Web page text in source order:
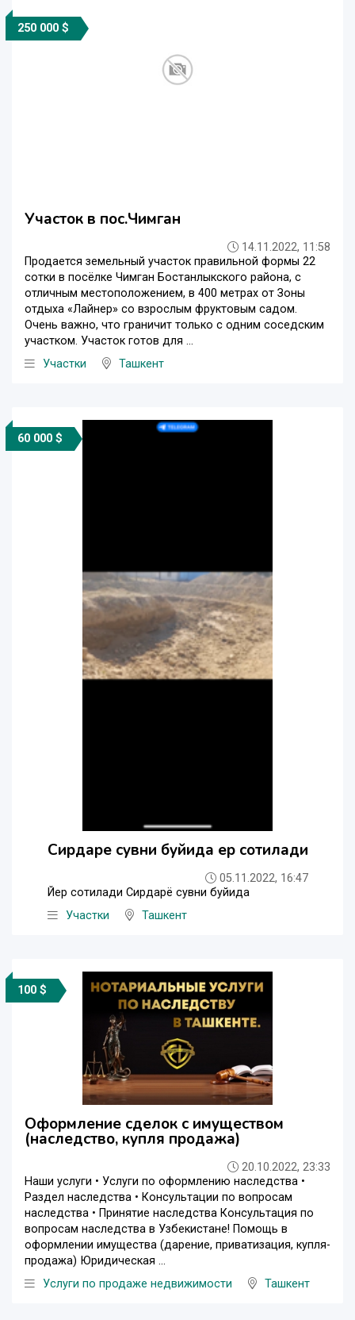
250 000 $
Участок в пос.Чимган
14.11.2022, 11:58
Продается земельный участок правильной формы 22
сотки в посёлке Чимган Бостанлыкского района, с
отличным местоположением, в 400 метрах от Зоны
отдыха «Лайнер» со взрослым фруктовым садом.
Очень важно, что граничит только с одним соседским
участком. Участок готов для ...
Участки
Ташкент
60 000 $
Сирдаре сувни буйида ер сотилади
05.11.2022, 16:47
Йер сотилади Сирдарё сувни буйида
Участки
Ташкент
100 $
Оформление сделок с имуществом
(наследство, купля продажа)
20.10.2022, 23:33
Наши услуги • Услуги по оформлению наследства •
Раздел наследства • Консультации по вопросам
наследства • Принятие наследства Консультация по
вопросам наследства в Узбекистане! Помощь в
оформлении имущества (дарение, приватизация, купля-
продажа) Юридическая ...
Услуги по продаже недвижимости
Ташкент